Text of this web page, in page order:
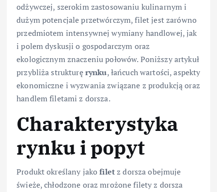
odżywczej, szerokim zastosowaniu kulinarnym i
dużym potencjale przetwórczym, filet jest zarówno
przedmiotem intensywnej wymiany handlowej, jak
i polem dyskusji o gospodarczym oraz
ekologicznym znaczeniu połowów. Poniższy artykuł
przybliża strukturęrynku, łańcuch wartości, aspekty
ekonomiczne i wyzwania związane z produkcją oraz
handlem filetami z dorsza.
Charakterystyka
rynku i popyt
Produkt określany jakofiletz dorsza obejmuje
świeże, chłodzone oraz mrożone filety z dorsza